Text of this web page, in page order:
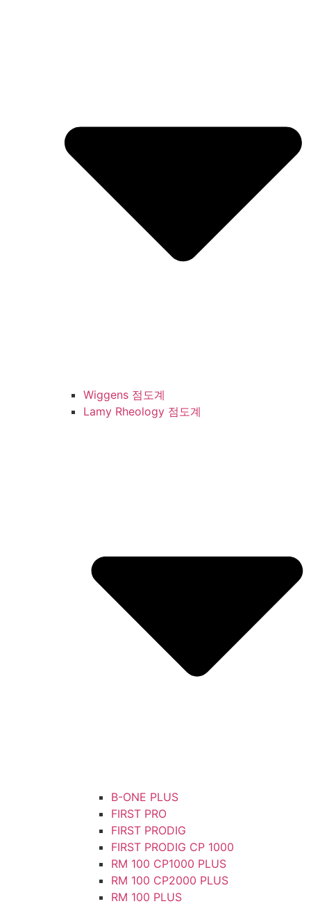
Wiggens 점도계
Lamy Rheology 점도계
B-ONE PLUS
FIRST PRO
FIRST PRODIG
FIRST PRODIG CP 1000
RM 100 CP1000 PLUS
RM 100 CP2000 PLUS
RM 100 PLUS